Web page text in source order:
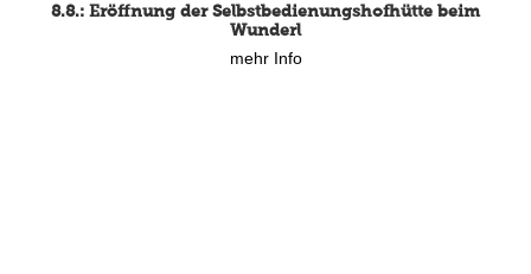
8.8.: Eröffnung der Selbstbedienungshofhütte beim
Wunderl
mehr Info